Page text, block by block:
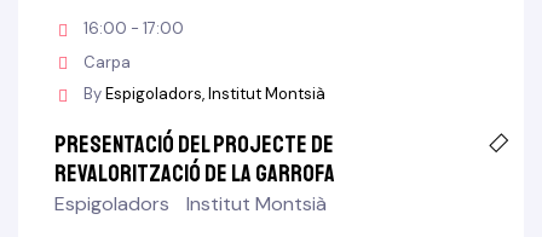
16:00 - 17:00
Carpa
ByEspigoladors Institut Montsià
Presentació del projecte de
revalorització de la Garrofa
Espigoladors Institut Montsià